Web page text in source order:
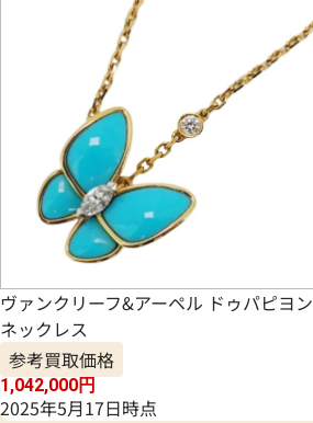
ヴァンクリーフ&アーペル ドゥパピヨン
ネックレス
参考買取価格
1,042,000円
2025年5月17日時点